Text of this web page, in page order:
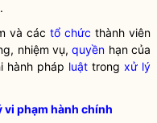
.
và các tổ chức thành viên
nhiệm vụ,quyền hạn của
hành pháp luật trongxử lý
vi phạm hành chính